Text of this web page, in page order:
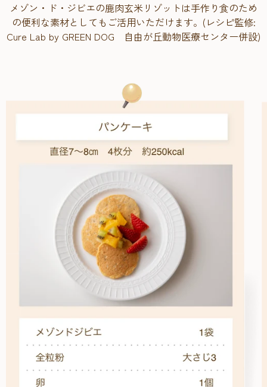
メゾン・ド・ジビエの鹿肉玄米リゾットは手作り食のため
の便利な素材としてもご活用いただけます。(レシピ監修:
Cure Lab by GREEN DOG 自由が丘動物医療センター併設)